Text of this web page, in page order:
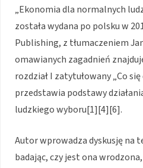
„Ekonomia dla normalnych
została wydana po polsku w
Publishing, z tłumaczeniem
omawianych zagadnień
rozdział I zatytułowany „Co
przedstawia podstawy
ludzkiego wyboru[1][4][6].
Autor wprowadza dyskusję na
badając, czy jest ona